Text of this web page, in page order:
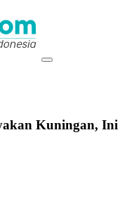
Kuningan, Ini